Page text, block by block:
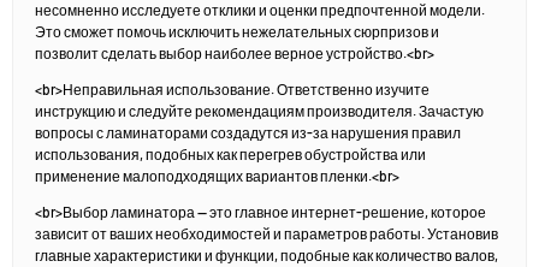
несомненно исследуете отклики и оценки предпочтенной модели.
Это сможет помочь исключить нежелательных сюрпризов и
позволит сделать выбор наиболее верное устройство.<br>
<br>Неправильная использование. Ответственно изучите
инструкцию и следуйте рекомендациям производителя. Зачастую
вопросы с ламинаторами создадутся из-за нарушения правил
использования, подобных как перегрев обустройства или
применение малоподходящих вариантов пленки.<br>
<br>Выбор ламинатора — это главное интернет-решение, которое
зависит от ваших необходимостей и параметров работы. Установив
главные характеристики и функции, подобные как количество валов,